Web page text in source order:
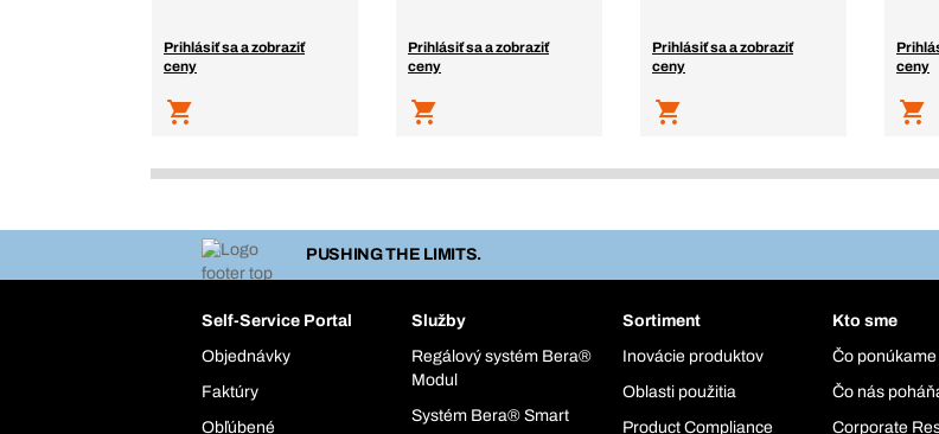
Prihlásiť sa a zobraziť
ceny
Prihlásiť sa a zobraziť
ceny
Prihlásiť sa a zobraziť
ceny
ceny
PUSHING THE LIMITS.
Self-Service Portal
Objednávky
Faktúry
Obľúbené
Služby
Regálový systém Bera®
Modul
Systém Bera® Smart
Sortiment
Inovácie produktov
Oblasti použitia
Product Compliance
Kto sme
Čo ponúkame
Čo nás
Corporate